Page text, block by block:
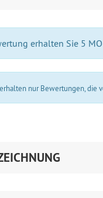
erhalten Sie 5
erhalten nur Bewertungen,